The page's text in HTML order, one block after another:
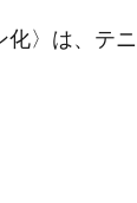
〉は、テ